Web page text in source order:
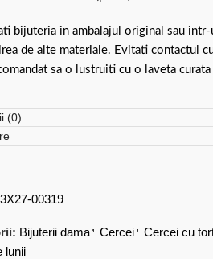
bijuteria in ambalajul original sau
de alte materiale. Evitati contactul
sa o lustruiti cu o laveta
(0)
00319
Bijuterii dama, Cercei, Cercei cu
lunii